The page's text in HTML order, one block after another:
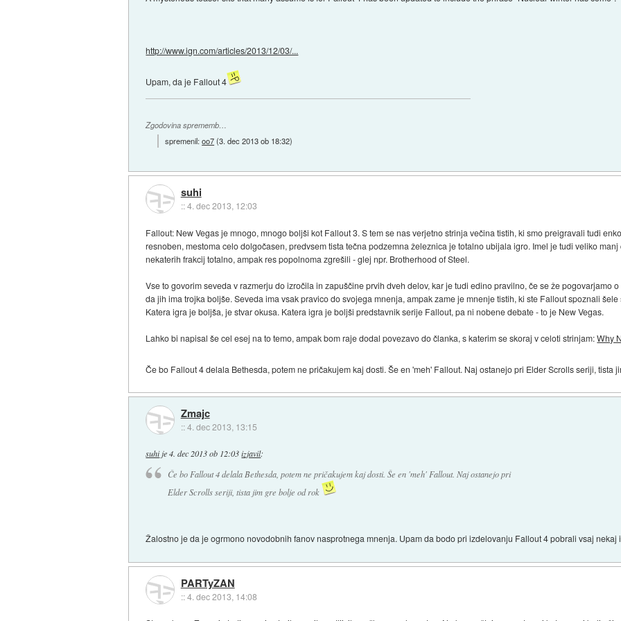
http://www.ign.com/articles/2013/12/03/...
Upam, da je Fallout 4
Zgodovina sprememb…
spremenil:oo7(3. dec 2013 ob 18:32)
suhi
::4. dec 2013, 12:03
Fallout: New Vegas je mnogo, mnogo boljši kot Fallout 3. S tem se nas verjetno strinja večina tistih, ki smo preigravali tudi
resnoben, mestoma celo dolgočasen, predvsem tista tečna podzemna železnica je totalno ubijala igro. Imel je tudi veliko
nekaterih frakcij totalno, ampak res popolnoma zgrešili - glej npr. Brotherhood of Steel.
Vse to govorim seveda v razmerju do izročila in zapuščine prvih dveh delov, kar je tudi edino pravilno, če se že pogovarjamo
da jih ima trojka boljše. Seveda ima vsak pravico do svojega mnenja, ampak zame je mnenje tistih, ki ste Fallout spoznali
Katera igra je boljša, je stvar okusa. Katera igra je boljši predstavnik serije Fallout, pa ni nobene debate - to je New Vegas.
Lahko bi napisal še cel esej na to temo, ampak bom raje dodal povezavo do članka, s katerim se skoraj v celoti strinjam:Why
Če bo Fallout 4 delala Bethesda, potem ne pričakujem kaj dosti. Še en 'meh' Fallout. Naj ostanejo pri Elder Scrolls seriji, tista
Zmajc
::4. dec 2013, 13:15
suhije4. dec 2013 ob 12:03 izjavil:
Če bo Fallout 4 delala Bethesda, potem ne pričakujem kaj dosti. Še en 'meh' Fallout. Naj ostanejo pri
Elder Scrolls seriji, tista jim gre bolje od rok
Žalostno je da je ogrmono novodobnih fanov nasprotnega mnenja. Upam da bodo pri izdelovanju Fallout 4 pobrali vsaj nekaj
PARTyZAN
::4. dec 2013, 14:08